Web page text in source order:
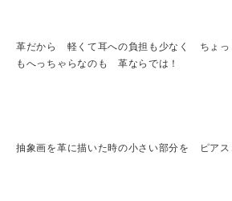
革だから 軽くて耳への負担も少なく ちょ
もへっちゃらなのも 革ならでは！
抽象画を革に描いた時の小さい部分を ピアス